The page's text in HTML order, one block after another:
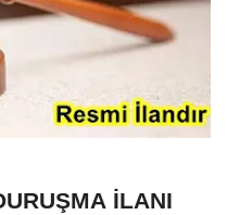
İLANI